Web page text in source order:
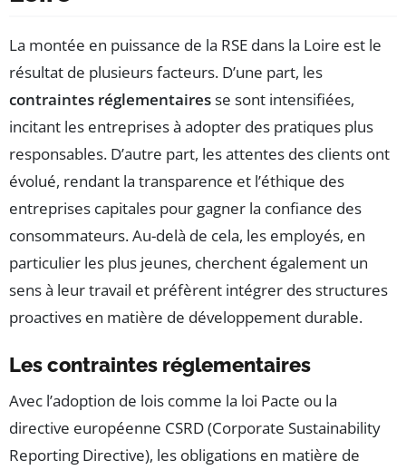
La montée en puissance de la RSE dans la Loire est le
résultat de plusieurs facteurs. D’une part, les
contraintes réglementairesse sont intensifiées,
incitant les entreprises à adopter des pratiques plus
responsables. D’autre part, les attentes des clients ont
évolué, rendant la transparence et l’éthique des
entreprises capitales pour gagner la confiance des
consommateurs. Au-delà de cela, les employés, en
particulier les plus jeunes, cherchent également un
sens à leur travail et préfèrent intégrer des structures
proactives en matière de développement durable.
Les contraintes réglementaires
Avec l’adoption de lois comme la loi Pacte ou la
directive européenne CSRD (Corporate Sustainability
Reporting Directive), les obligations en matière de